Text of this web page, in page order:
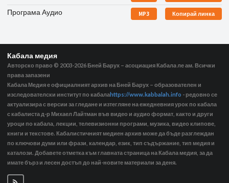
Програма Аудио MP3 Копирай линка
Кабала медия
Авторско право © 2003-2026 Бней Барух – асоциация Кабала ле ам. Всички
права запазени
Кабала Медия е официалният архив на Бней Барух – образователен и
изследователски институт по кабалаhttps://www.kabbalah.info - редовно се
актуализира с версии за гледане и изтегляне на ежедневния урок по кабала
с кабалиста д-р Михаел Лайтман във видео и аудио формат, както и други
уроци по кабала, лекции, телевизионни програми, музика, видео клипове,
книги и текстове. Кабалистичният медиен архив може да бъде разглеждан
по ключови думи или фрази, календар, език, тип съдържание, тип медия и
каталози. Добавете отметка към главната страница на Кабала медия, за да
имате бърз и лесен достъп до най-новите материали за деня.